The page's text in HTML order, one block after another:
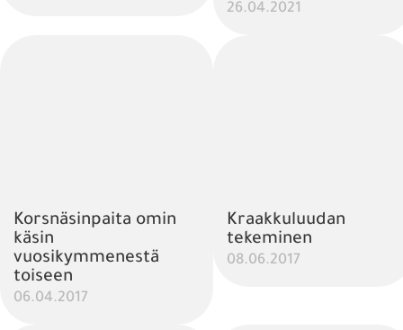
26.04.2021
Korsnäsinpaita omin
käsin
vuosikymmenestä
toiseen
06.04.2017
Kraakkuluudan
tekeminen
08.06.2017